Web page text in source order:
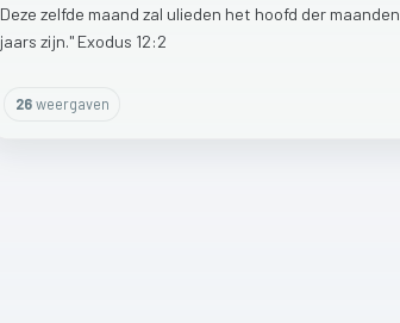
Deze zelfde maand zal ulieden het hoofd der maanden
jaars zijn." Exodus 12:2
26weergaven